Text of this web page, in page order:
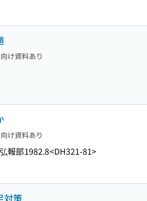
け資料あり
け資料あり
報部1982.8<DH321-81>
対策